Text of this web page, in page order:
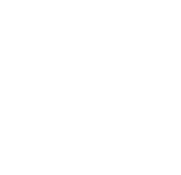
わせ】
全･サービスセンター
代表）平日9：00～17：25
い合わせ】
まセンター （24時間365日対応）
フリーダイヤル）
フリーダイヤルが利用できな